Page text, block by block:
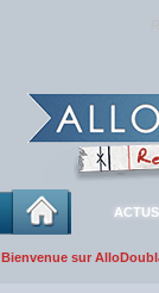
ACTUS
Bienvenue sur